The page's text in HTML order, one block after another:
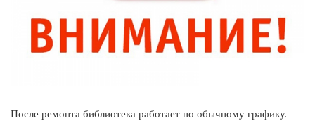
После ремонта библиотека работает по обычному графику.